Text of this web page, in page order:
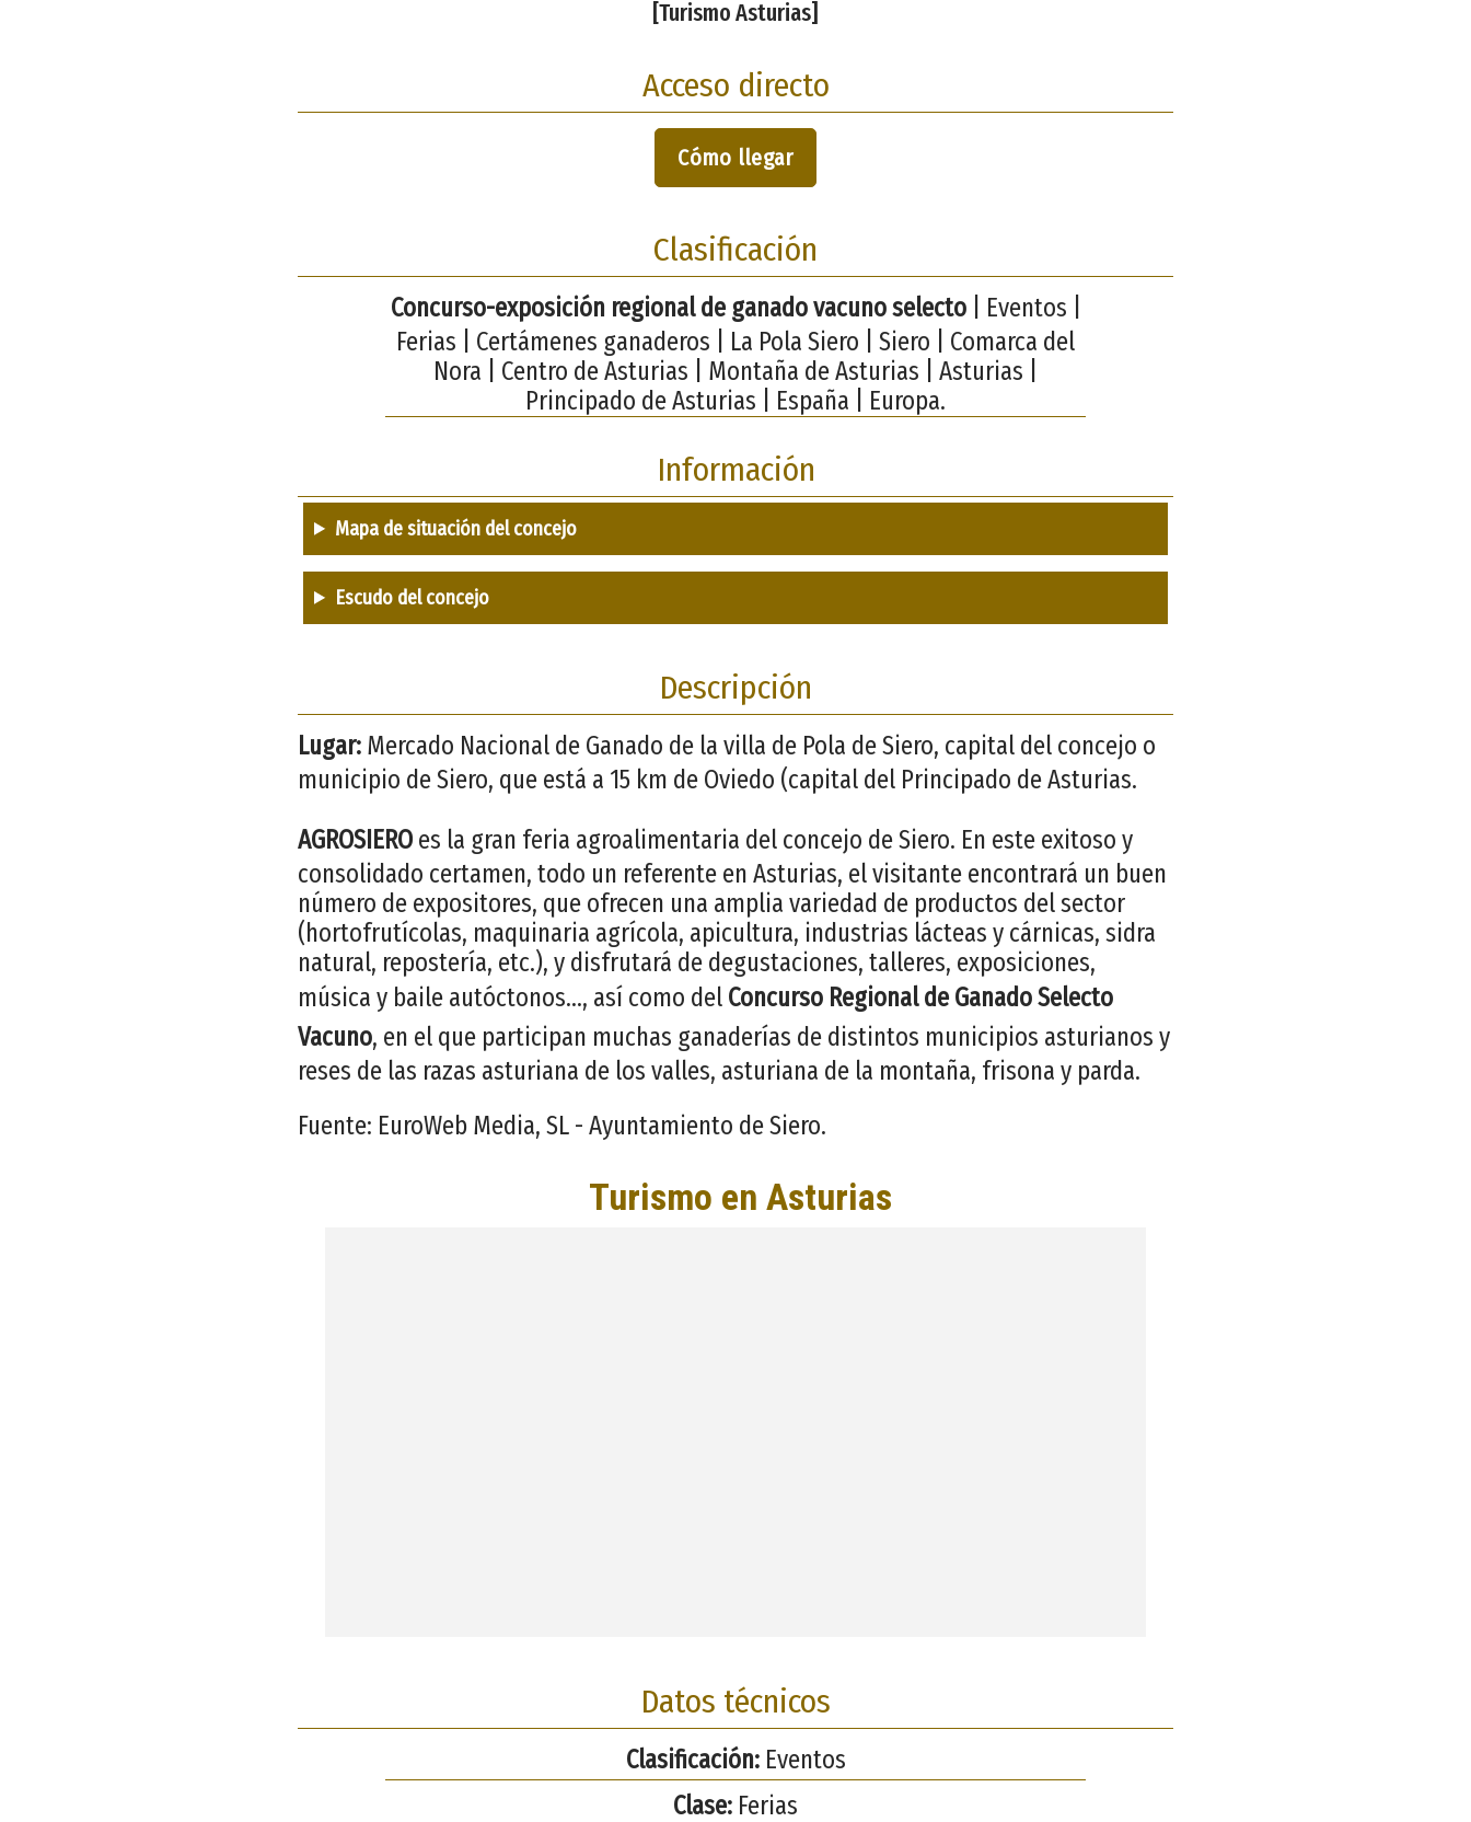
[Turismo Asturias]
Acceso directo
Cómo llegar
Clasificación
Concurso-exposición regional de ganado vacuno selecto| Eventos |
Ferias | Certámenes ganaderos | La Pola Siero | Siero | Comarca del
Nora | Centro de Asturias | Montaña de Asturias | Asturias |
Principado de Asturias | España | Europa.
Información
Mapa de situación del concejo
Escudo del concejo
Descripción
Lugar: Mercado Nacional de Ganado de la villa de Pola de Siero, capital del concejo o
municipio de Siero, que está a 15 km de Oviedo (capital del Principado de Asturias.
AGROSIERO es la gran feria agroalimentaria del concejo de Siero. En este exitoso y
consolidado certamen, todo un referente en Asturias, el visitante encontrará un buen
número de expositores, que ofrecen una amplia variedad de productos del sector
(hortofrutícolas, maquinaria agrícola, apicultura, industrias lácteas y cárnicas, sidra
natural, repostería, etc.), y disfrutará de degustaciones, talleres, exposiciones,
música y baile autóctonos..., así como del Concurso Regional de Ganado Selecto
Vacuno, en el que participan muchas ganaderías de distintos municipios asturianos y
reses de las razas asturiana de los valles, asturiana de la montaña, frisona y parda.
Fuente: EuroWeb Media, SL - Ayuntamiento de Siero.
Datos técnicos
Clasificación:Eventos
Clase: Ferias